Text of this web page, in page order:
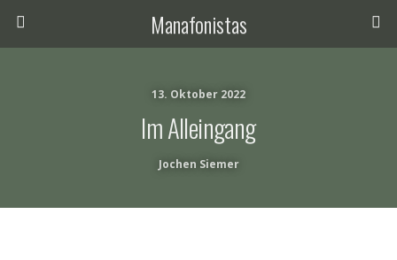
Manafonistas
13. Oktober 2022
Im Alleingang
Jochen Siemer